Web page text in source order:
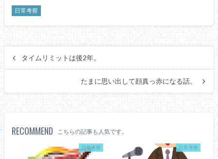
日常考察
タイムリミットは後2年。
たまに思い出して顔真っ赤になる話。
RECOMMEND こちらの記事も人気です。
日常考察 日常考察